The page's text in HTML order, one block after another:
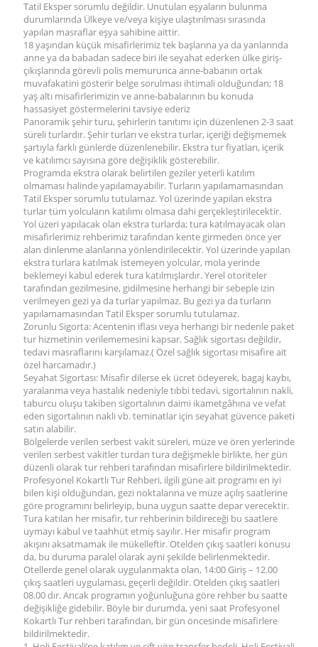
Tatil Eksper sorumlu değildir. Unutulan eşyaların bulunma
durumlarında Ülkeye ve/veya kişiye ulaştırılması sırasında
yapılan masraflar eşya sahibine aittir.
18 yaşından küçük misafirlerimiz tek başlarına ya da yanlarında
anne ya da babadan sadece biri ile seyahat ederken ülke giriş-
çıkışlarında görevli polis memurunca anne-babanın ortak
muvafakatini gösterir belge sorulması ihtimali olduğundan; 18
yaş altı misafirlerimizin ve anne-babalarının bu konuda
hassasiyet göstermelerini tavsiye ederiz
Panoramik şehir turu, şehirlerin tanıtımı için düzenlenen 2-3 saat
süreli turlardır. Şehir turları ve ekstra turlar, içeriği değişmemek
şartıyla farklı günlerde düzenlenebilir. Ekstra tur fiyatları, içerik
ve katılımcı sayısına göre değişiklik gösterebilir.
Programda ekstra olarak belirtilen geziler yeterli katılım
olmaması halinde yapılamayabilir. Turların yapılamamasından
Tatil Eksper sorumlu tutulamaz. Yol üzerinde yapılan ekstra
turlar tüm yolcuların katılımı olmasa dahi gerçekleştirilecektir.
Yol üzeri yapılacak olan ekstra turlarda; tura katılmayacak olan
misafirlerimiz rehberimiz tarafından kente girmeden önce yer
alan dinlenme alanlarına yönlendirilecektir. Yol üzerinde yapılan
ekstra turlara katılmak istemeyen yolcular, mola yerinde
beklemeyi kabul ederek tura katılmışlardır. Yerel otoriteler
tarafından gezilmesine, gidilmesine herhangi bir sebeple izin
verilmeyen gezi ya da turlar yapılmaz. Bu gezi ya da turların
yapılamamasından Tatil Eksper sorumlu tutulamaz.
Zorunlu Sigorta: Acentenin iflası veya herhangi bir nedenle paket
tur hizmetinin verilememesini kapsar. Sağlık sigortası değildir,
tedavi masraflarını karşılamaz.( Özel sağlık sigortası misafire ait
özel harcamadır.)
Seyahat Sigortası: Misafir dilerse ek ücret ödeyerek, bagaj kaybı,
yaralanma veya hastalık nedeniyle tıbbi tedavi, sigortalının nakli,
taburcu oluşu takiben sigortalının daimi ikametgâhına ve vefat
eden sigortalının nakli vb. teminatlar için seyahat güvence paketi
satın alabilir.
Bölgelerde verilen serbest vakit süreleri, müze ve ören yerlerinde
verilen serbest vakitler turdan tura değişmekle birlikte, her gün
düzenli olarak tur rehberi tarafından misafirlere bildirilmektedir.
Profesyonel Kokartlı Tur Rehberi, ilgili güne ait programı en iyi
bilen kişi olduğundan, gezi noktalarına ve müze açılış saatlerine
göre programını belirleyip, buna uygun saatte depar verecektir.
Tura katılan her misafir, tur rehberinin bildireceği bu saatlere
uymayı kabul ve taahhüt etmiş sayılır. Her misafir program
akışını aksatmamak ile mükelleftir. Otelden çıkış saatleri konusu
da, bu duruma paralel olarak ayni şekilde belirlenmektedir.
Otellerde genel olarak uygulanmakta olan, 14:00 Giriş – 12.00
çıkış saatleri uygulaması, geçerli değildir. Otelden çıkış saatleri
08.00 dır. Ancak programın yoğunluğuna göre rehber bu saatte
değişikliğe gidebilir. Böyle bir durumda, yeni saat Profesyonel
Kokartlı Tur rehberi tarafından, bir gün öncesinde misafirlere
bildirilmektedir.